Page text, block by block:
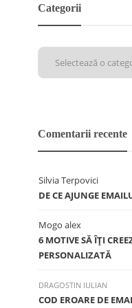
Categorii
Comentarii recente
Silvia Terpovici
DE CE AJUNGE
Mogo alex
6 MOTIVE SĂ ÎŢI
PERSONALIZATĂ
DRAGOSTIN IULIAN
COD EROARE DE